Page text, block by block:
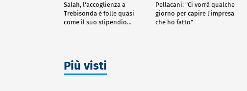
Salah, l'accoglienza a
Trebisonda è folle quasi
come il suo stipendio…
Pellacani: "Ci vorrà qualche
giorno per capire l'impresa
che ho fatto"
Più visti